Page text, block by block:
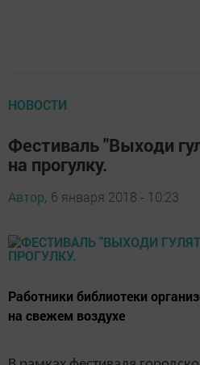
НОВОСТИ
Фестиваль "Выходи
на прогулку.
Автор, 6 января 2018 - 10:23
Работники библиотеки
на свежем воздухе